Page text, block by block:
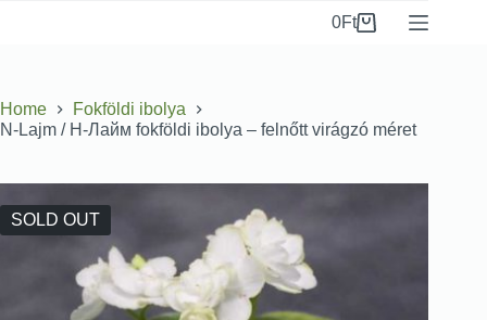
0Ft
Home
Fokföldi ibolya
N-Lajm / Н-Лайм fokföldi ibolya – felnőtt virágzó méret
SOLD OUT